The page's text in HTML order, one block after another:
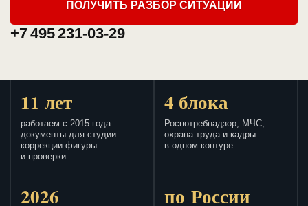
ПОЛУЧИТЬ РАЗБОР СИТУАЦИИ
+7 495 231-03-29
11 лет
работаем с 2015 года:
документы для студии
коррекции фигуры
и проверки
4 блока
Роспотребнадзор, МЧС,
охрана труда и кадры
в одном контуре
2026 по России